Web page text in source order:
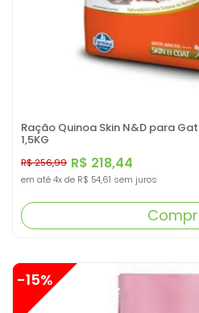
Ração Quinoa Skin N&D para
1,5KG
R$ 218,44
R$ 256,99
em até 4x de R$ 54,61 sem juros
-15%